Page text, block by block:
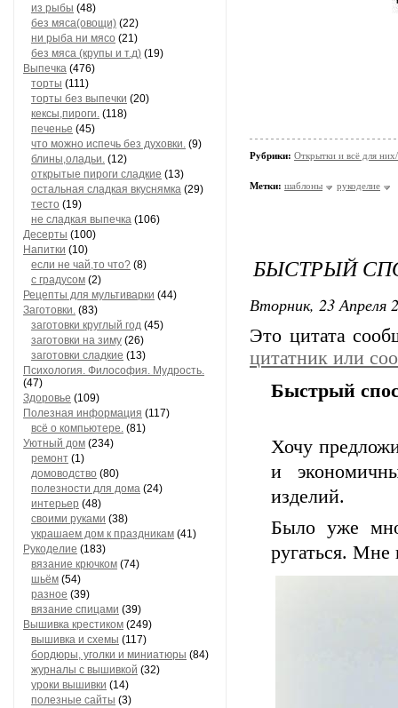
из рыбы (48)
без мяса(овощи) (22)
ни рыба ни мясо (21)
без мяса (крупы и т.д) (19)
Выпечка (476)
торты (111)
торты без выпечки (20)
кексы,пироги. (118)
печенье (45)
что можно испечь без духовки. (9)
блины,оладьи. (12)
открытые пироги сладкие (13)
остальная сладкая вкуснямка (29)
тесто (19)
не сладкая выпечка (106)
Десерты (100)
Напитки (10)
если не чай,то что? (8)
с градусом (2)
Рецепты для мультиварки (44)
Заготовки. (83)
заготовки круглый год (45)
заготовки на зиму (26)
заготовки сладкие (13)
Психология. Философия. Мудрость.
(47)
Здоровье (109)
Полезная информация (117)
всё о компьютере. (81)
Уютный дом (234)
ремонт (1)
домоводство (80)
полезности для дома (24)
интерьер (48)
своими руками (38)
украшаем дом к праздникам (41)
Рукоделие (183)
вязание крючком (74)
шьём (54)
разное (39)
вязание спицами (39)
Вышивка крестиком (249)
вышивка и схемы (117)
бордюры, уголки и миниатюры (84)
журналы с вышивкой (32)
уроки вышивки (14)
полезные сайты (3)
Рубрики: Открытки и всё для
Метки: шаблоны рукоделие
БЫСТРЫЙ
Вторник, 23 Апреля
Это цитата
цитатник или
Быстрый
Хочу
и
изделий.
Было уже
ругаться. Мне